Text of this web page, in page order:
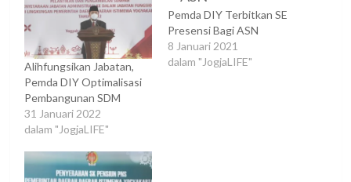
Alihfungsikan Jabatan,
Pemda DIY Optimalisasi
Pembangunan SDM
31 Januari 2022
dalam "JogjaLIFE"
Pemda DIY Terbitkan SE
Presensi Bagi ASN
8 Januari 2021
dalam "JogjaLIFE"